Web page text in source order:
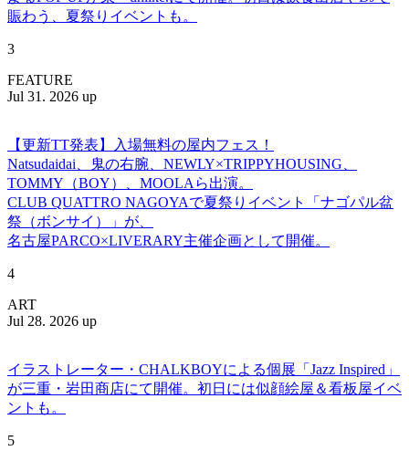
賑わう、夏祭りイベントも。
3
FEATURE
Jul 31. 2026 up
【更新TT発表】入場無料の屋内フェス！
Natsudaidai、鬼の右腕、NEWLY×TRIPPYHOUSING、
TOMMY（BOY）、MOOLAら出演。
CLUB QUATTRO NAGOYAで夏祭りイベント「ナゴパル盆
祭（ボンサイ）」が、
名古屋PARCO×LIVERARY主催企画として開催。
4
ART
Jul 28. 2026 up
イラストレーター・CHALKBOYによる個展「Jazz Inspired」
が三重・岩田商店にて開催。初日には似顔絵屋＆看板屋イベ
ントも。
5